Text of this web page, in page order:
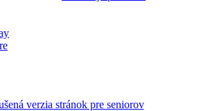
verzia stránok pre seniorov